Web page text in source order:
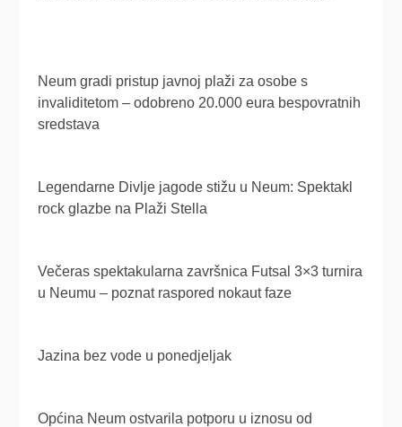
Neum gradi pristup javnoj plaži za osobe s
invaliditetom – odobreno 20.000 eura bespovratnih
sredstava
Legendarne Divlje jagode stižu u Neum: Spektakl
rock glazbe na Plaži Stella
Večeras spektakularna završnica Futsal 3×3 turnira
u Neumu – poznat raspored nokaut faze
Jazina bez vode u ponedjeljak
Općina Neum ostvarila potporu u iznosu od